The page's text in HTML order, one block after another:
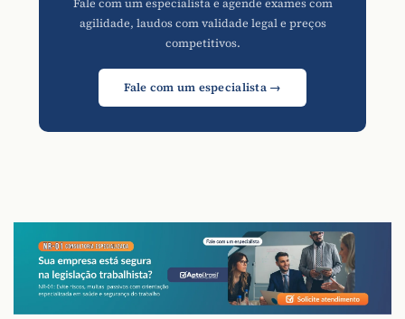
Fale com um especialista e agende exames com
agilidade, laudos com validade legal e preços
competitivos.
Fale com um especialista →